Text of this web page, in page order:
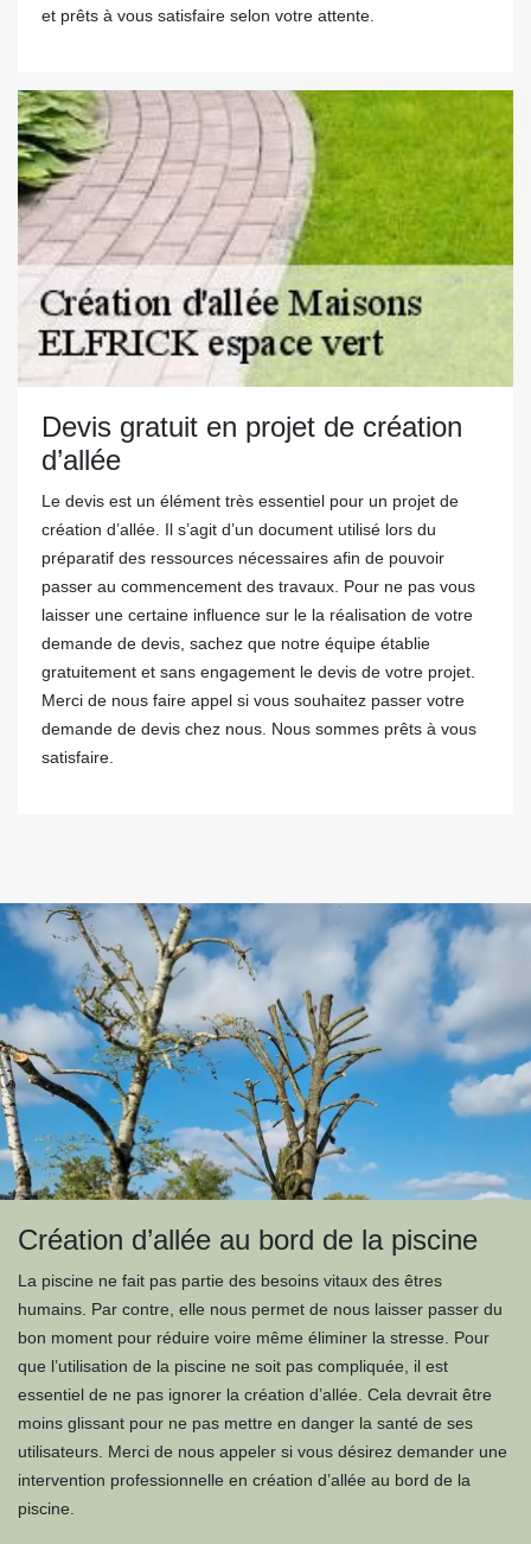
et prêts à vous satisfaire selon votre attente.
Devis gratuit en projet de création
d’allée
Le devis est un élément très essentiel pour un projet de
création d’allée. Il s’agit d’un document utilisé lors du
préparatif des ressources nécessaires afin de pouvoir
passer au commencement des travaux. Pour ne pas vous
laisser une certaine influence sur le la réalisation de votre
demande de devis, sachez que notre équipe établie
gratuitement et sans engagement le devis de votre projet.
Merci de nous faire appel si vous souhaitez passer votre
demande de devis chez nous. Nous sommes prêts à vous
satisfaire.
Création d’allée au bord de la piscine
La piscine ne fait pas partie des besoins vitaux des êtres
humains. Par contre, elle nous permet de nous laisser passer du
bon moment pour réduire voire même éliminer la stresse. Pour
que l’utilisation de la piscine ne soit pas compliquée, il est
essentiel de ne pas ignorer la création d’allée. Cela devrait être
moins glissant pour ne pas mettre en danger la santé de ses
utilisateurs. Merci de nous appeler si vous désirez demander une
intervention professionnelle en création d’allée au bord de la
piscine.